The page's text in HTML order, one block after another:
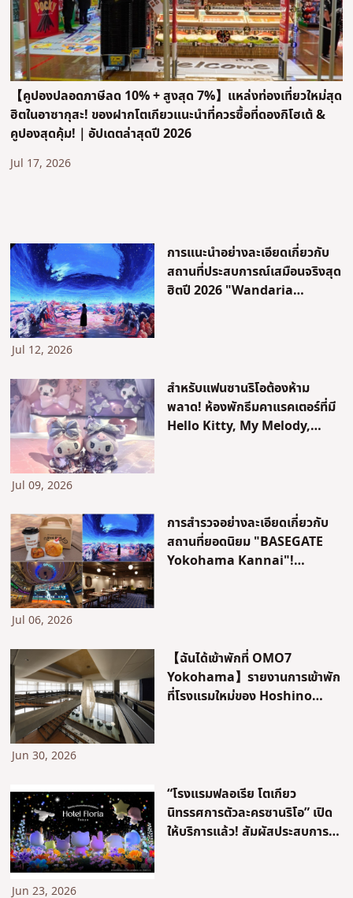
【คูปองปลอดภาษีลด 10% + สูงสุด 7%】แหล่งท่องเที่ยวใหม่สุด
ฮิตในอาซากุสะ! ของฝากโตเกียวแนะนำที่ควรซื้อที่ดองกิโฮเต้ &
คูปองสุดคุ้ม!｜อัปเดตล่าสุดปี 2026
Jul 17, 2026
การแนะนำอย่างละเอียดเกี่ยวกับ
สถานที่ประสบการณ์เสมือนจริงสุด
ฮิตปี 2026 "Wandaria
Jul 12, 2026
สำหรับแฟนซานริโอต้องห้าม
พลาด! ห้องพักธีมคาแรคเตอร์ที่มี
Hello Kitty, My Melody,
Jul 09, 2026
การสำรวจอย่างละเอียดเกี่ยวกับ
สถานที่ยอดนิยม "BASEGATE
Yokohama Kannai"!
Jul 06, 2026
【ฉันได้เข้าพักที่ OMO7
Yokohama】รายงานการเข้าพัก
ที่โรงแรมใหม่ของ Hoshino
Jun 30, 2026
“โรงแรมฟลอเรีย โตเกียว
นิทรรศการตัวละครซานริโอ” เปิด
ให้บริการแล้ว! สัมผัสประสบการณ์
Jun 23, 2026